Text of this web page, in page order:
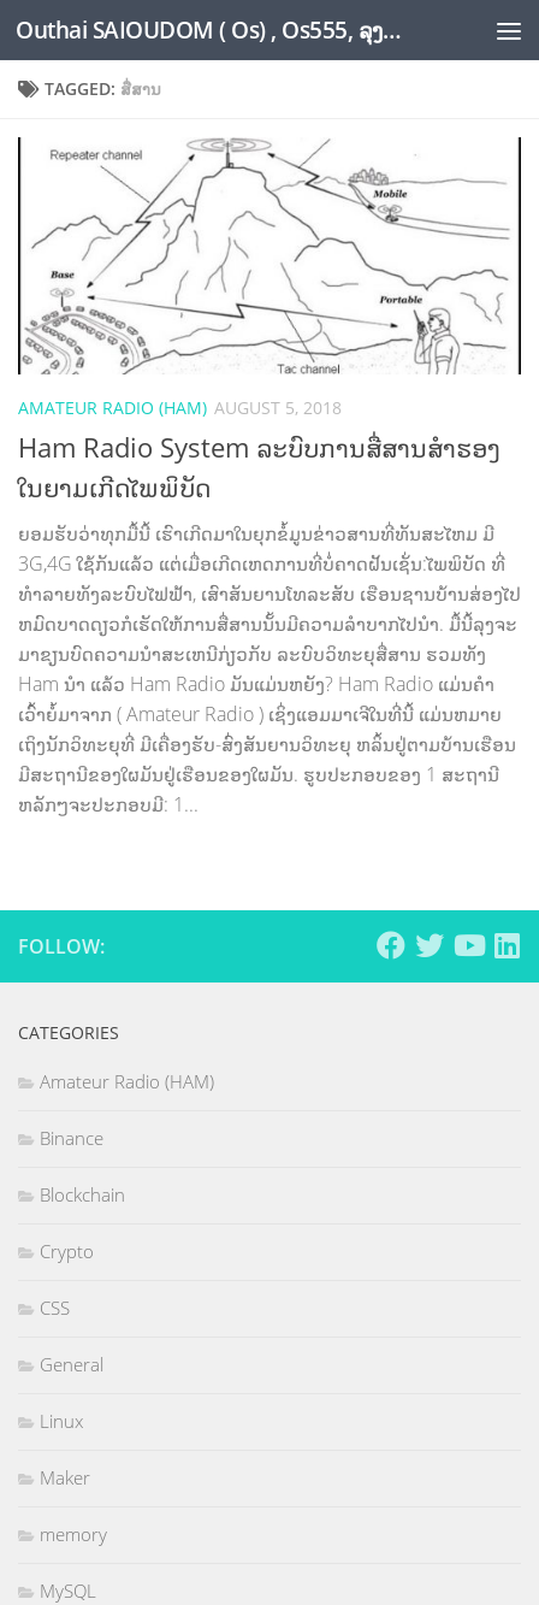
Skip to content Outhai SAIOUDOM ( Os) , Os555, ລຸງໂອ້ດ, LoungOs, UngleOs, XW1OS Official Website...
TAGGED: ສື່ສານ
AMATEUR RADIO (HAM) AUGUST 5, 2018
Ham Radio System ລະບົບການສື່ສານສຳຮອງ
ໃນຍາມເກີດໄພພິບັດ
ຍອມຮັບວ່າທຸກມື້ນີ້ ເຮົາເກີດມາໃນຍຸກຂໍ້ມູນຂ່າວສານທີ່ທັນສະໄຫມ ມີ
3G,4G ໃຊ້ກັນແລ້ວ ແຕ່ເມື່ອເກີດເຫດການທີ່ບໍ່ຄາດຝັນເຊັ່ນ:ໄພພິບັດ ທີ່
ທຳລາຍທັງລະບົບໄຟຟ້າ, ເສົາສັນຍານໂທລະສັບ ເຮືອນຊານບ້ານສ່ອງໄປ
ຫມົດບາດດຽວກໍເຮັດໃຫ້ການສື່ສານນັ້ນມີຄວາມລຳບາກໄປນຳ. ມື້ນີ້ລຸງຈະ
ມາຂຽນບົດຄວາມນຳສະເຫນີກ່ຽວກັບ ລະບົບວິທະຍຸສື່ສານ ຮວມທັງ
Ham ນຳ ແລ້ວ Ham Radio ມັນແມ່ນຫຍັງ? Ham Radio ແມ່ນຄຳ
ເວົ້າຍໍ້ມາຈາກ ( Amateur Radio ) ເຊິ່ງແອມມາເຈີໃນທີ່ນີ້ ແມ່ນຫມາຍ
ເຖິງນັກວິທະຍຸທີ່ ມີເຄື່ອງຮັບ-ສົ່ງສັນຍານວິທະຍຸ ຫລິ້ນຢູ່ຕາມບ້ານເຮືອນ
ມີສະຖານີຂອງໃຜມັນຢູ່ເຮືອນຂອງໃຜມັນ. ຮູບປະກອບຂອງ 1 ສະຖານີ
ຫລັກໆຈະປະກອບມີ: 1...
FOLLOW:
CATEGORIES
Amateur Radio (HAM)
Binance
Blockchain
Crypto
CSS
General
Linux
Maker
memory
MySQL